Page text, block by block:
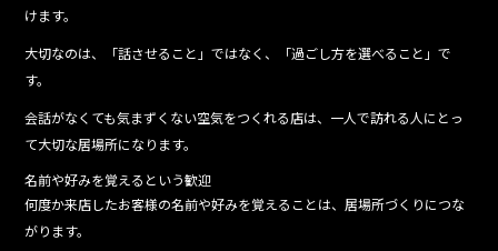
けます。
大切なのは、「話させること」ではなく、「過ごし方を選べること」で
す。
会話がなくても気まずくない空気をつくれる店は、一人で訪れる人にとっ
て大切な居場所になります。
名前や好みを覚えるという歓迎
何度か来店したお客様の名前や好みを覚えることは、居場所づくりにつな
がります。